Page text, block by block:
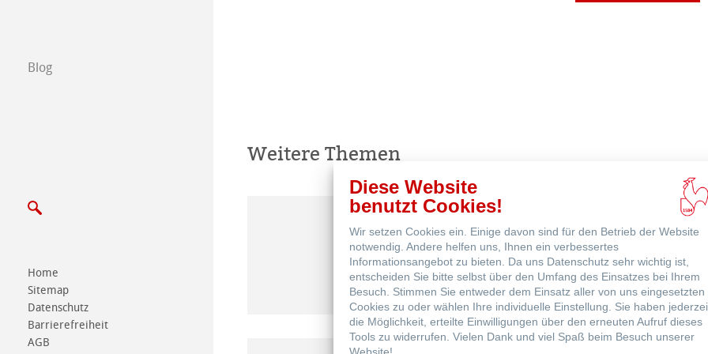
Blog
Home
Sitemap
Datenschutz
Barrierefreiheit
AGB
Weitere Themen
Philosophie
Engagement - Green
Diese Website
benutzt Cookies!
Wir setzen Cookies ein. Einige davon sind für den Betrieb der Website
notwendig. Andere helfen uns, Ihnen ein verbessertes
Informationsangebot zu bieten. Da uns Datenschutz sehr wichtig ist,
entscheiden Sie bitte selbst über den Umfang des Einsatzes bei Ihrem
Besuch. Stimmen Sie entweder dem Einsatz aller von uns eingesetzten
Cookies zu oder wählen Ihre individuelle Einstellung. Sie haben
die Möglichkeit, erteilte Einwilligungen über den erneuten Aufruf dieses
Tools zu widerrufen. Vielen Dank und viel Spaß beim Besuch unserer